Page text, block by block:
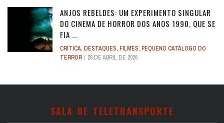
ANJOS REBELDES: UM EXPERIMENTO SINGULAR
DO CINEMA DE HORROR DOS ANOS 1990, QUE SE
FIA ...
CRÍTICA, DESTAQUES, FILMES, PEQUENO CATÁLOGO DO
TERROR
28 DE ABRIL DE 2026
SALA DE TELETRANSPORTE